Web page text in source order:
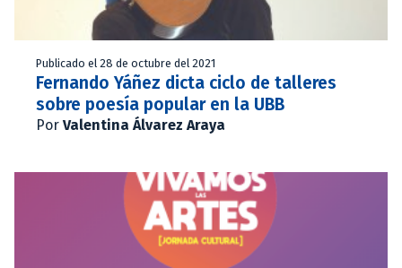
Publicado el 28 de octubre del 2021
Fernando Yáñez dicta ciclo de talleres
sobre poesía popular en la UBB
Por Valentina Álvarez Araya